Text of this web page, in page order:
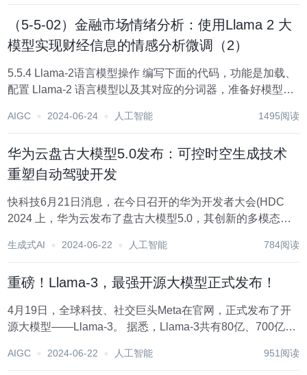
（5-5-02）金融市场情绪分析：使用Llama 2 大
模型实现财经信息的情感分析微调（2）
5.5.4 Llama-2语言模型操作 编写下面的代码，功能是加载、
配置 Llama-2 语言模型以及其对应的分词器，准备好模型为
"../input/llama-2/pytorch/7b-h...
AIGC 2024-06-24 人工智能 1495阅读
华为云盘古大模型5.0发布：可控时空生成技术
重塑自动驾驶开发
快科技6月21日消息，在今日召开的华为开发者大会(HDC
2024 上，华为云发布了盘古大模型5.0，其创新的多模态生
为常务董事、华为云CEO张平安表示，盘古5.0通过创新的可
生成式AI 2024-06-22 人工智能 784阅读
重磅！Llama-3，最强开源大模型正式发布！
4月19日，全球科技、社交巨头Meta在官网，正式发布了开
源大模型——Llama-3。 据悉，Llama-3共有80亿、700亿两
4000亿参数正在训练中）。 与Llama-2相比，Llama-3使用...
AIGC 2024-06-22 人工智能 951阅读